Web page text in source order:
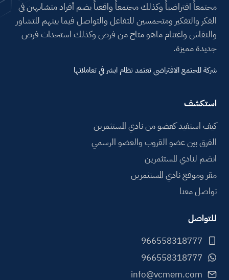
t
i
v
e
مجتمعاً افتراضياً وكذلك مجتمعاً واقعياً يضم أفراد متشابهين في
الفكر والتفكير ومتحمسين للتفاعل والتواصل فيما بينهم للتشاور
والنقاش واغتنام ماهو متاح من فرص وكذلك استحداث فرص
جديدة مميزة.
شركة المجتمع الافتراضي تعتمد نظام ابشر في تعاملاتها
استكشف
كيف استفيد كعضو من نادي المستثمرين
الفرق بين عضو القروب والعضو الرسمي
انضم لنادي المستثمرين
مقر وموقع نادي المستثمرين
تواصل معنا
للتواصل
info@vcmem.com